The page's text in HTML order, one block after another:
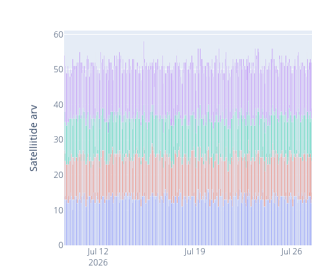
Jul 12
2026
Jul 19 Jul 26
0
10
20
30
40
50
60
Satelliitide arv